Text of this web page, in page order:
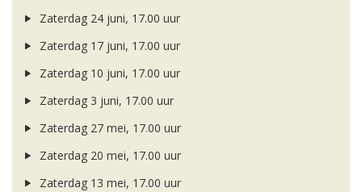
Zaterdag 24 juni, 17.00 uur
Zaterdag 17 juni, 17.00 uur
Zaterdag 10 juni, 17.00 uur
Zaterdag 3 juni, 17.00 uur
Zaterdag 27 mei, 17.00 uur
Zaterdag 20 mei, 17.00 uur
Zaterdag 13 mei, 17.00 uur